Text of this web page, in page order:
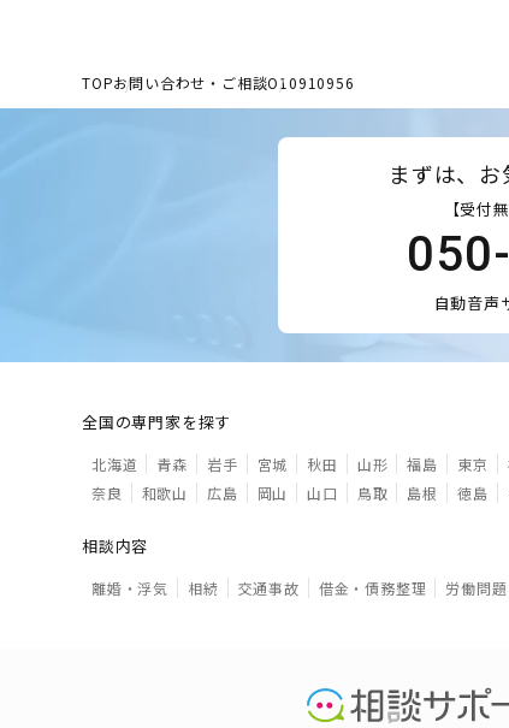
TOPお問い合わせ・ご相談O10910956
まずは、
【受付
自動音声
全国の専門家を探す
北海道 青森 岩手 宮城 秋田 山形 福島 東京
奈良
和歌山 広島 岡山 山口 鳥取 島根 徳島
相談内容
離婚・浮気 相続 交通事故 借金・債務整理 労働問題